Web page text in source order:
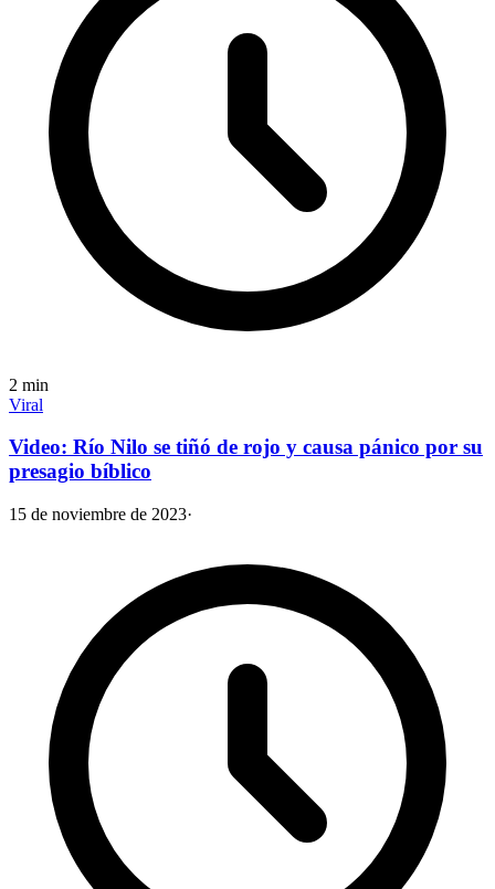
2 min
Viral
Video: Río Nilo se tiñó de rojo y causa pánico por su
presagio bíblico
15 de noviembre de 2023·